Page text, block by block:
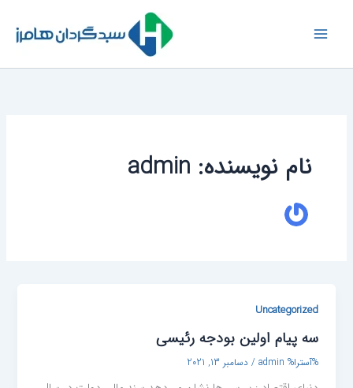
نام نویسنده: admin
Uncategorized
سه پیام اولین بودجه رئیسی
%آسترا% admin
/دسامبر 13, 2021